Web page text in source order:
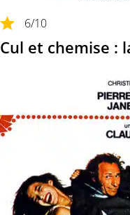
6/10
Cul et chemise :